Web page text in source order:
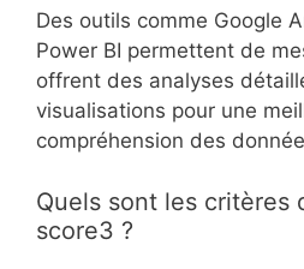
Des outils comme Google
Power BI permettent de
offrent des analyses
visualisations pour une
compréhension des
Quels sont les critères
score3 ?